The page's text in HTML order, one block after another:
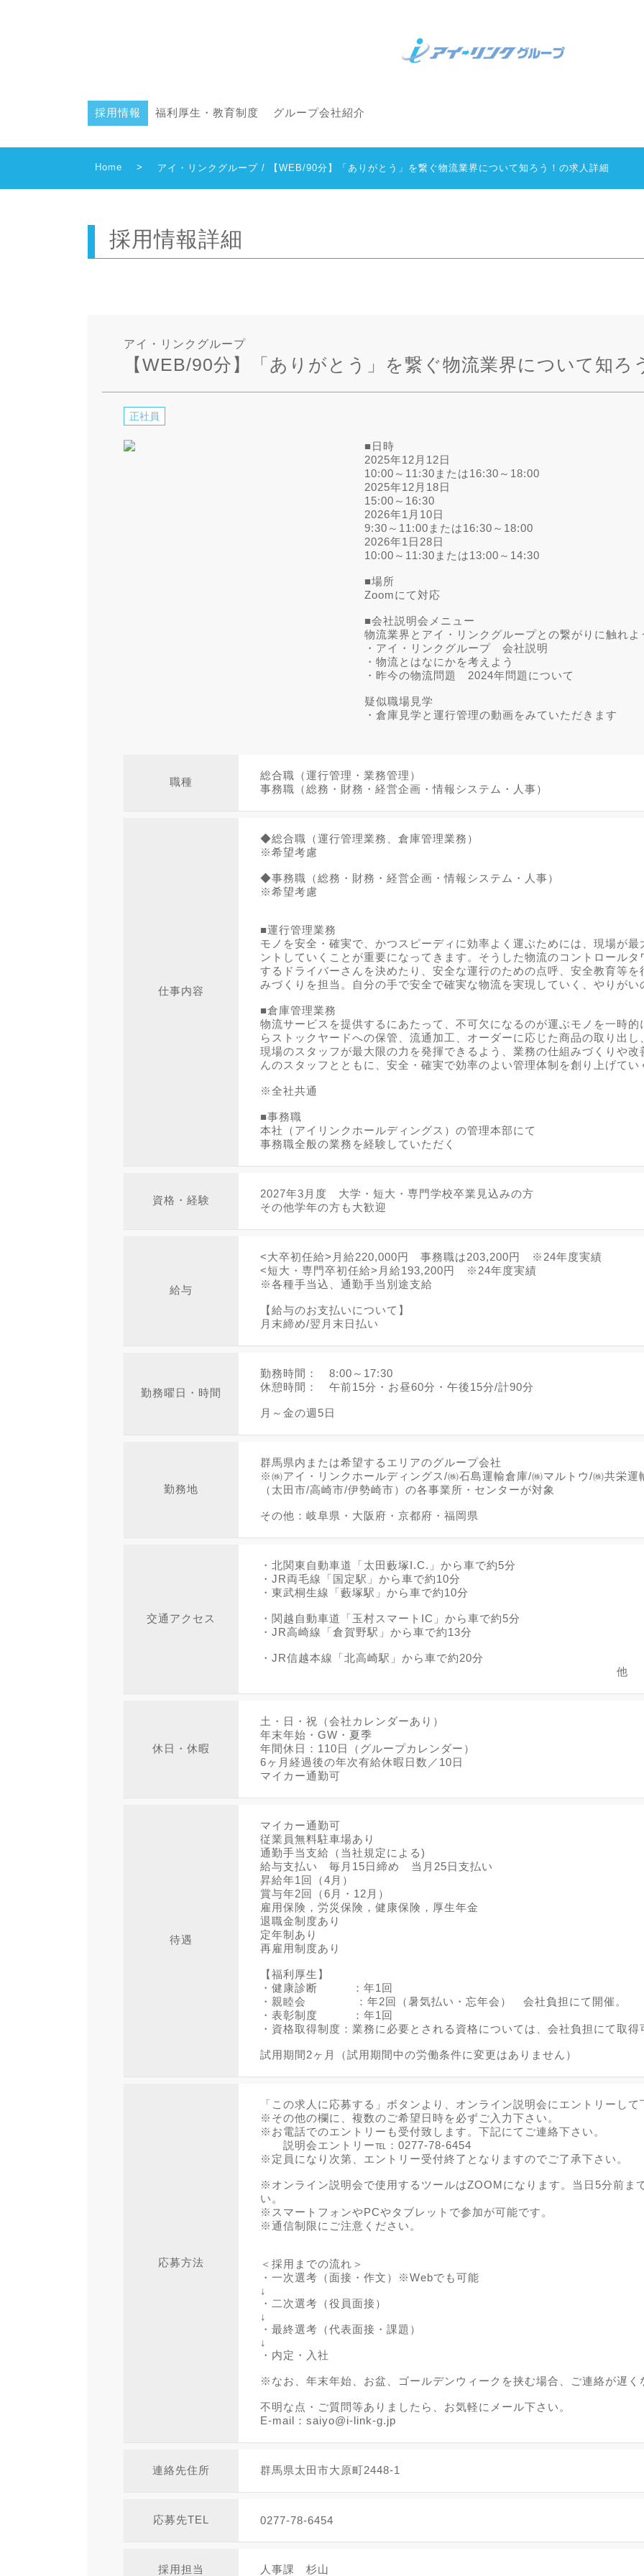
採用情報 福利厚生・教育制度 グループ会社紹介
Home > アイ・リンクグループ / 【WEB/90分】「ありがとう」を繋ぐ物流業界について知ろう！の求人詳細
採用情報詳細
アイ・リンクグループ
【WEB/90分】「ありがとう」を繋ぐ物流業界について知ろ
正社員
■日時
2025年12月12日
10:00～11:30または16:30～18:00
2025年12月18日
15:00～16:30
2026年1月10日
9:30～11:00または16:30～18:00
2026年1日28日
10:00～11:30または13:00～14:30
■場所
Zoomにて対応
■会社説明会メニュー
物流業界とアイ・リンクグループとの繋がりに触れよ
・アイ・リンクグループ 会社説明
・物流とはなにかを考えよう
・昨今の物流問題 2024年問題について
疑似職場見学
・倉庫見学と運行管理の動画をみていただきます
職種
総合職（運行管理・業務管理）
事務職（総務・財務・経営企画・情報システム・人事）
仕事内容
◆総合職（運行管理業務、倉庫管理業務）
※希望考慮
◆事務職（総務・財務・経営企画・情報システム・人事）
※希望考慮
■運行管理業務
モノを安全・確実で、かつスピーディに効率よく運ぶためには、現場が
ントしていくことが重要になってきます。そうした物流のコントロール
するドライバーさんを決めたり、安全な運行のための点呼、安全教育等
みづくりを担当。自分の手で安全で確実な物流を実現していく、やりが
■倉庫管理業務
物流サービスを提供するにあたって、不可欠になるのが運ぶモノを一時
らストックヤードへの保管、流通加工、オーダーに応じた商品の取り出
現場のスタッフが最大限の力を発揮できるよう、業務の仕組みづくりや
んのスタッフとともに、安全・確実で効率のよい管理体制を創り上げて
※全社共通
■事務職
本社（アイリンクホールディングス）の管理本部にて
事務職全般の業務を経験していただく
資格・経験
2027年3月度 大学・短大・専門学校卒業見込みの方
その他学年の方も大歓迎
給与
<大卒初任給>月給220,000円 事務職は203,200円 ※24年度実績
<短大・専門卒初任給>月給193,200円 ※24年度実績
※各種手当込、通勤手当別途支給
【給与のお支払いについて】
月末締め/翌月末日払い
勤務曜日・時間
勤務時間： 8:00～17:30
休憩時間： 午前15分・お昼60分・午後15分/計90分
月～金の週5日
勤務地
群馬県内または希望するエリアのグループ会社
※㈱アイ・リンクホールディングス/㈱石島運輸倉庫/㈱マルトウ/㈱共栄運
（太田市/高崎市/伊勢崎市）の各事業所・センターが対象
その他：岐阜県・大阪府・京都府・福岡県
交通アクセス
・北関東自動車道「太田藪塚I.C.」から車で約5分
・JR両毛線「国定駅」から車で約10分
・東武桐生線「藪塚駅」から車で約10分
・関越自動車道「玉村スマートIC」から車で約5分
・JR高崎線「倉賀野駅」から車で約13分
・JR信越本線「北高崎駅」から車で約20分
他
休日・休暇
土・日・祝（会社カレンダーあり）
年末年始・GW・夏季
年間休日：110日（グループカレンダー）
6ヶ月経過後の年次有給休暇日数／10日
マイカー通勤可
待遇
マイカー通勤可
従業員無料駐車場あり
通勤手当支給（当社規定による)
給与支払い 毎月15日締め 当月25日支払い
昇給年1回（4月）
賞与年2回（6月・12月）
雇用保険，労災保険，健康保険，厚生年金
退職金制度あり
定年制あり
再雇用制度あり
【福利厚生】
・健康診断 ：年1回
・親睦会 ：年2回（暑気払い・忘年会） 会社負担にて開催。
・表彰制度 ：年1回
・資格取得制度：業務に必要とされる資格については、会社負担にて取
試用期間2ヶ月（試用期間中の労働条件に変更はありません）
応募方法
「この求人に応募する」ボタンより、オンライン説明会にエントリーして
※その他の欄に、複数のご希望日時を必ずご入力下さい。
※お電話でのエントリーも受付致します。下記にてご連絡下さい。
説明会エントリー℡：0277-78-6454
※定員になり次第、エントリー受付終了となりますのでご了承下さい。
※オンライン説明会で使用するツールはZOOMになります。当日5分前ま
い。
※スマートフォンやPCやタブレットで参加が可能です。
※通信制限にご注意ください。
＜採用までの流れ＞
・一次選考（面接・作文）※Webでも可能
↓
・二次選考（役員面接）
↓
・最終選考（代表面接・課題）
↓
・内定・入社
※なお、年末年始、お盆、ゴールデンウィークを挟む場合、ご連絡が遅く
不明な点・ご質問等ありましたら、お気軽にメール下さい。
E-mail：saiyo@i-link-g.jp
連絡先住所 群馬県太田市大原町2448-1
応募先TEL 0277-78-6454
採用担当 人事課 杉山